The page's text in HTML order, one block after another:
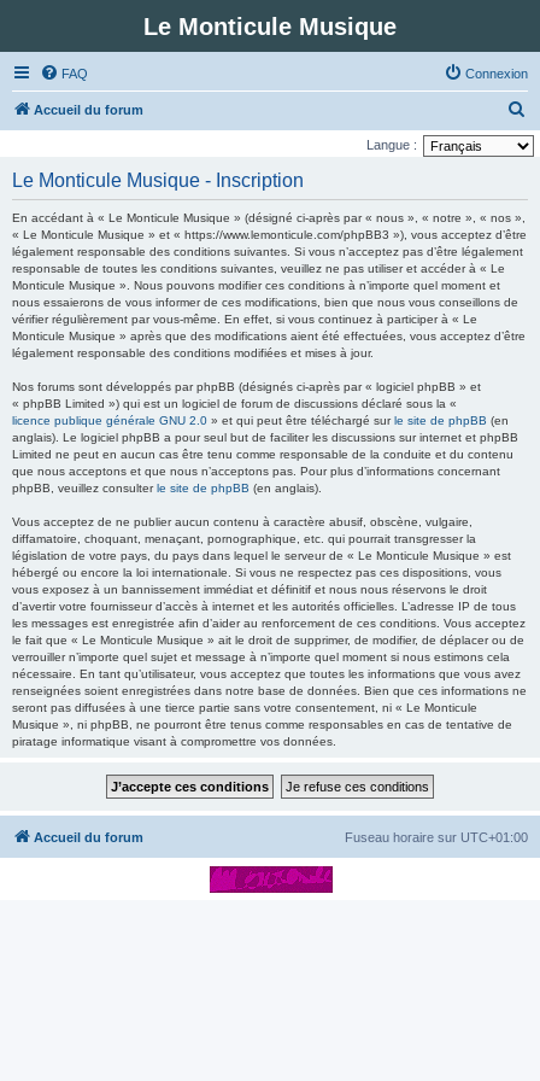
Le Monticule Musique
FAQ Connexion
Accueil du forum
e
Langue :
Le Monticule Musique - Inscription
En accédant à « Le Monticule Musique » (désigné ci-après par « nous », « notre », « nos »,
« Le Monticule Musique » et « https://www.lemonticule.com/phpBB3 »), vous acceptez d’être
légalement responsable des conditions suivantes. Si vous n’acceptez pas d’être légalement
responsable de toutes les conditions suivantes, veuillez ne pas utiliser et accéder à « Le
Monticule Musique ». Nous pouvons modifier ces conditions à n’importe quel moment et
nous essaierons de vous informer de ces modifications, bien que nous vous conseillons de
vérifier régulièrement par vous-même. En effet, si vous continuez à participer à « Le
Monticule Musique » après que des modifications aient été effectuées, vous acceptez d’être
légalement responsable des conditions modifiées et mises à jour.
Nos forums sont développés par phpBB (désignés ci-après par « logiciel phpBB » et
« phpBB Limited ») qui est un logiciel de forum de discussions déclaré sous la «
licence publique générale GNU 2.0 » et qui peut être téléchargé surle site de phpBB (en
anglais). Le logiciel phpBB a pour seul but de faciliter les discussions sur internet et phpBB
Limited ne peut en aucun cas être tenu comme responsable de la conduite et du contenu
que nous acceptons et que nous n’acceptons pas. Pour plus d’informations concernant
phpBB, veuillez consulterle site de phpBB (en anglais).
Vous acceptez de ne publier aucun contenu à caractère abusif, obscène, vulgaire,
diffamatoire, choquant, menaçant, pornographique, etc. qui pourrait transgresser la
législation de votre pays, du pays dans lequel le serveur de « Le Monticule Musique » est
hébergé ou encore la loi internationale. Si vous ne respectez pas ces dispositions, vous
vous exposez à un bannissement immédiat et définitif et nous nous réservons le droit
d’avertir votre fournisseur d’accès à internet et les autorités officielles. L’adresse IP de tous
les messages est enregistrée afin d’aider au renforcement de ces conditions. Vous acceptez
le fait que « Le Monticule Musique » ait le droit de supprimer, de modifier, de déplacer ou de
verrouiller n’importe quel sujet et message à n’importe quel moment si nous estimons cela
nécessaire. En tant qu’utilisateur, vous acceptez que toutes les informations que vous avez
renseignées soient enregistrées dans notre base de données. Bien que ces informations ne
seront pas diffusées à une tierce partie sans votre consentement, ni « Le Monticule
Musique », ni phpBB, ne pourront être tenus comme responsables en cas de tentative de
piratage informatique visant à compromettre vos données.
Accueil du forum Fuseau horaire sur UTC+01:00